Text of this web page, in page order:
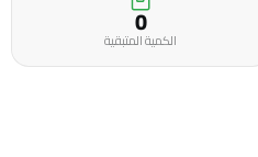
0
الكمية المتبقية